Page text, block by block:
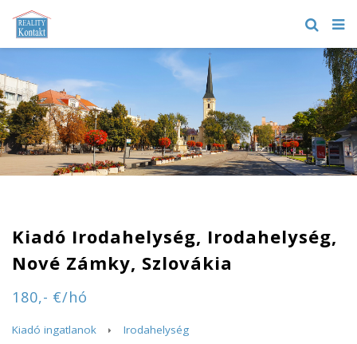
Kiadó Irodahelység, Irodahelység,
Nové Zámky, Szlovákia
180,- €/hó
Kiadó ingatlanok Irodahelység